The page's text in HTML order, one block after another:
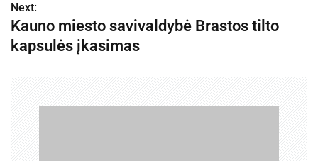
i
g
Next:
Kauno miesto savivaldybė Brastos tilto
kapsulės įkasimas